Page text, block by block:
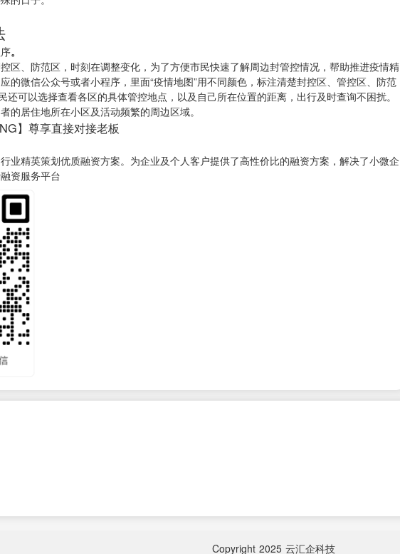
。
区、防范区，时刻在调整变化，为了方便市民快速了解周边封管控情况，帮助推进疫情精
的微信公众号或者小程序，里面“疫情地图”用不同颜色，标注清楚封控区、管控区、防范
还可以选择查看各区的具体管控地点，以及自己所在位置的距离，出行及时查询不困扰。
的居住地所在小区及活动频繁的周边区域。
】尊享直接对接老板
业精英策划优质融资方案。为企业及个人客户提供了高性价比的融资方案，解决了小微企
资服务平台
Copyright 2025 云汇企科技